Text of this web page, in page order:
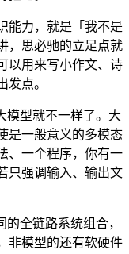
力，就是「我不是
，思必驰的立足点就
以用来写小作文、诗
发点。
型就不一样了。大
是一般意义的多模态
、一个程序，你有一
只强调输入、输出文
全链路系统组合，
非模型的还有软硬件